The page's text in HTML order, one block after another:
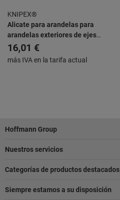
KNIPEX®
Alicate para arandelas para
arandelas exteriores de ejes
recubiertos de plástico negro
atramentado 140 mm
16,01 €
más IVA en la tarifa actual
Pie
de
página
Hoffmann Group
Nuestros servicios
Categorías de productos destacados
Siempre estamos a su disposición